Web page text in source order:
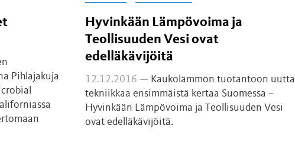
Pihlajakuja
Hyvinkään Lämpövoima ja
Teollisuuden Vesi ovat
edelläkävijöitä
12.12.2016 — Kaukolämmön tuotantoon uutta
tekniikkaa ensimmäistä kertaa Suomessa –
Hyvinkään Lämpövoima ja Teollisuuden Vesi
ovat edelläkävijöitä.